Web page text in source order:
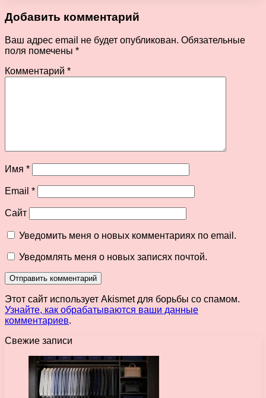
Добавить комментарий
Ваш адрес email не будет опубликован. Обязательные
поля помечены *
Комментарий *
Имя *
Email *
Сайт
Уведомить меня о новых комментариях по email.
Уведомлять меня о новых записях почтой.
Этот сайт использует Akismet для борьбы со спамом.
Узнайте, как обрабатываются ваши данные
комментариев.
Свежие записи